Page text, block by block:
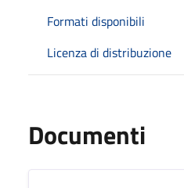
Formati disponibili
Licenza di distribuzione
Documenti